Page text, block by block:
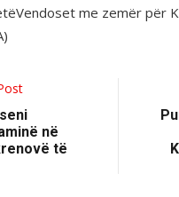
me zemër për
në
të